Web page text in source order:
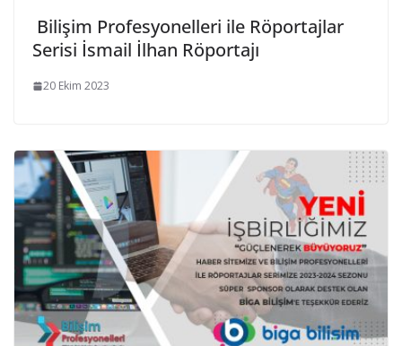
Bilişim Profesyonelleri ile Röportajlar
Serisi İsmail İlhan Röportajı
20 Ekim 2023